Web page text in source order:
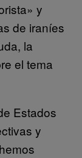
y
de iraníes
la
el tema
Estados
y